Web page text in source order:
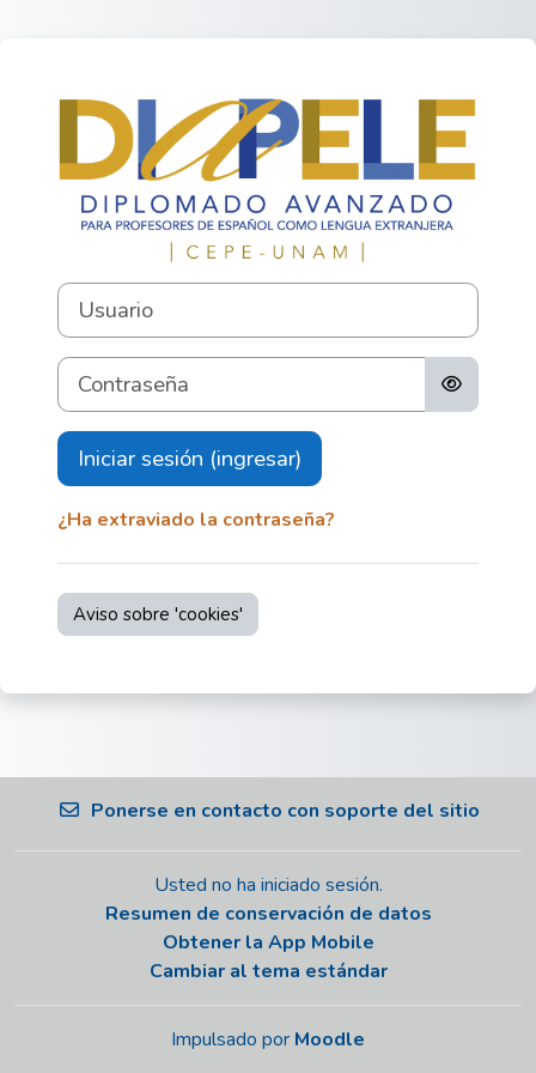
Ingresar a
Usuario
Contraseña
Iniciar sesión (ingresar)
¿Ha extraviado la contraseña?
Aviso sobre 'cookies'
Ponerse en contacto con soporte del sitio
Usted no ha iniciado sesión.
Resumen de conservación de datos
Obtener la App Mobile
Cambiar al tema estándar
Impulsado por Moodle